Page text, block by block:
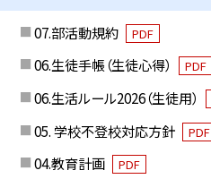
07.部活動規約 PDF
06.生徒手帳（生徒心得） PDF
06.生活ルール2026（生徒用）
05. 学校不登校対応方針 PDF
04.教育計画 PDF